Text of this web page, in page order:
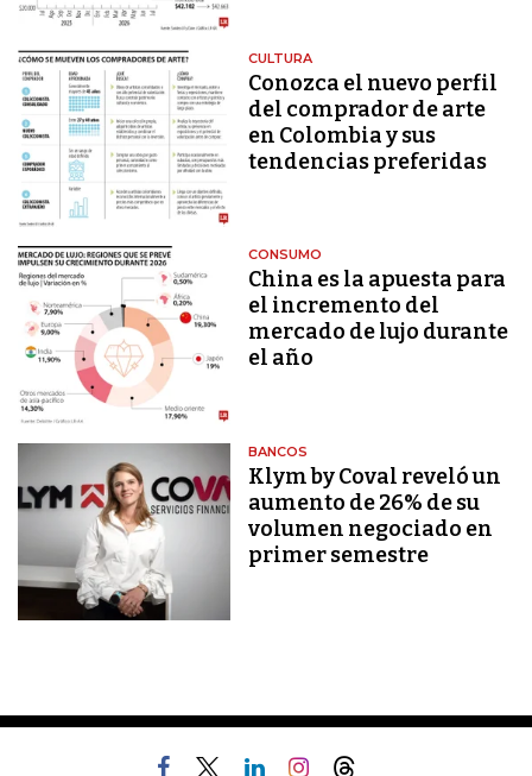
CULTURA
Conozca el nuevo perfil
del comprador de arte
en Colombia y sus
tendencias preferidas
CONSUMO
China es la apuesta para
el incremento del
mercado de lujo durante
el año
BANCOS
Klym by Coval reveló un
aumento de 26% de su
volumen negociado en
primer semestre